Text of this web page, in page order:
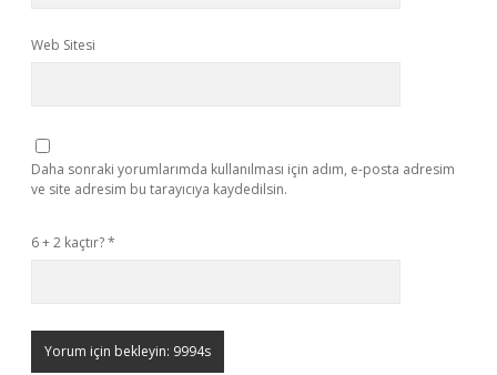
Web Sitesi
Daha sonraki yorumlarımda kullanılması için adım, e-posta adresim
ve site adresim bu tarayıcıya kaydedilsin.
6 + 2 kaçtır?*